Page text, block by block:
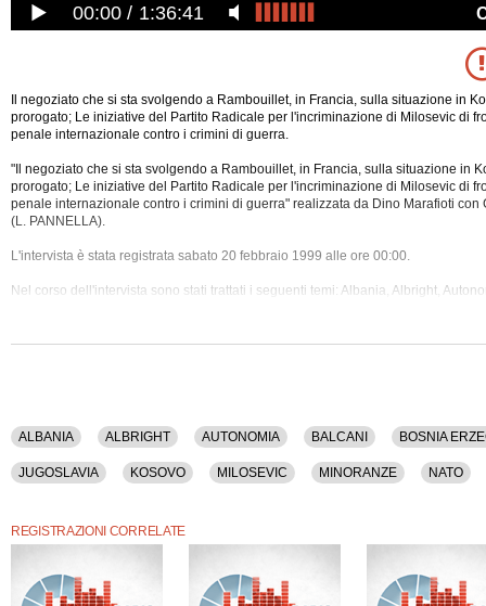
00:00 1:36:41
Il negoziato che si sta svolgendo a Rambouillet, in Francia, sulla situazione in
prorogato; Le iniziative del Partito Radicale per l'incriminazione di Milosevic di
penale internazionale contro i crimini di guerra.
"Il negoziato che si sta svolgendo a Rambouillet, in Francia, sulla situazione in
prorogato; Le iniziative del Partito Radicale per l'incriminazione di Milosevic di
penale internazionale contro i crimini di guerra" realizzata da Dino Marafioti con
(L. PANNELLA).
L'intervista è stata registrata sabato 20 febbraio 1999 alle ore 00:00.
Nel corso dell'intervista sono stati trattati i seguenti temi: Albania, Albright,
Usa.
ALBANIA ALBRIGHT AUTONOMIA BALCANI BOSNIA
JUGOSLAVIA KOSOVO MILOSEVIC MINORANZE NATO
REGISTRAZIONI CORRELATE